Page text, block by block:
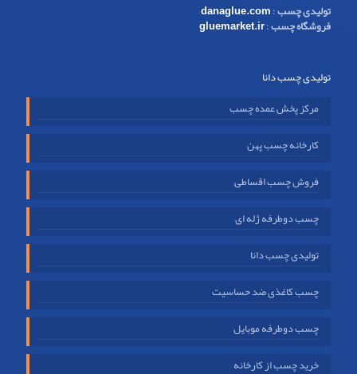
تولیدی چسب:
danaglue.com
فروشگاه چسب:
gluemarket.ir
تولیدی چسب دانا
مرکز پخش عمده چسب
کارخانه چسب پهن
فروش چسب اقساطی
چسب دوطرفه ژله ای
تولیدی چسب دانا
چسب کاغذی ضد حساسیت
چسب دوطرفه موبایل
خرید چسب از کارخانه